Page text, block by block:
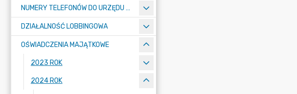
NUMERY TELEFONÓW DO URZĘDU MIASTA, MIEJSKICH JEDNOSTEK ORGANIZACYJNYCH ORAZ SPÓŁEK PRAWA HANDLOWEGO Z UDZIAŁEM GMINY
DZIAŁALNOŚĆ LOBBINGOWA
OŚWIADCZENIA MAJĄTKOWE
2023 ROK
2024 ROK